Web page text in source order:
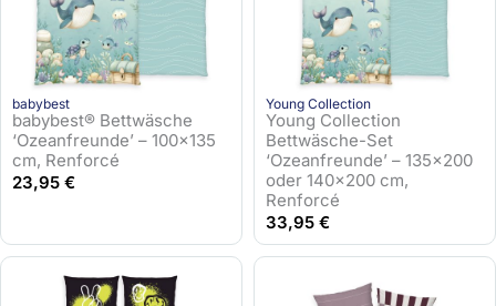
babybest
babybest® Bettwäsche
‘Ozeanfreunde’ – 100×135
cm, Renforcé
23,95 €
Young Collection
Young Collection
Bettwäsche-Set
‘Ozeanfreunde’ – 135×200
oder 140×200 cm,
Renforcé
33,95 €